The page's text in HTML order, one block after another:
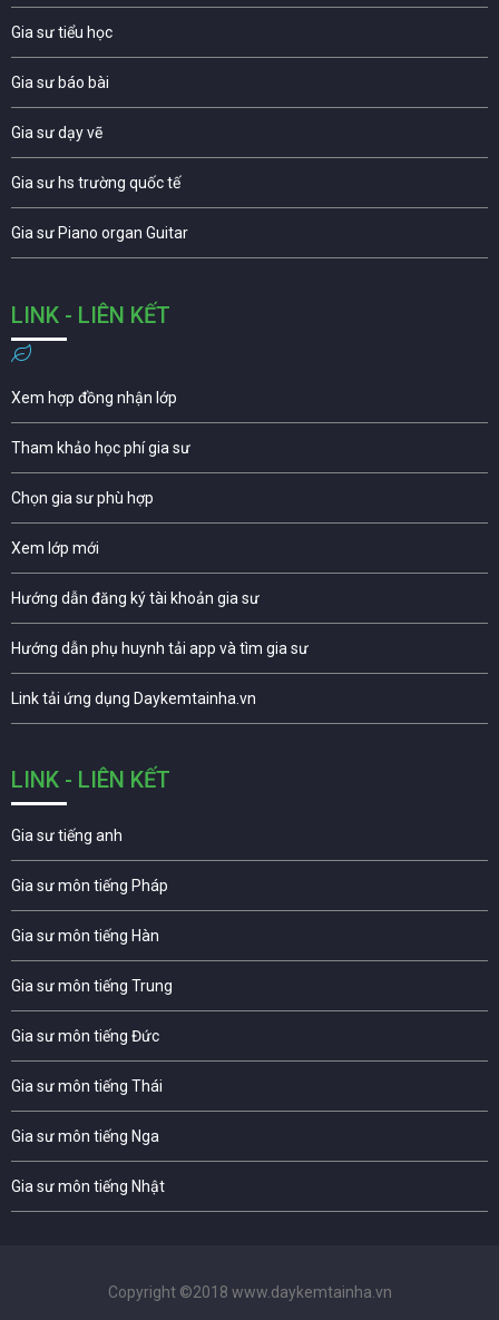
Gia sư tiểu học
Gia sư báo bài
Gia sư dạy vẽ
Gia sư hs trường quốc tế
Gia sư Piano organ Guitar
LINK - LIÊN KẾT
Xem hợp đồng nhận lớp
Tham khảo học phí gia sư
Chọn gia sư phù hợp
Xem lớp mới
Hướng dẫn đăng ký tài khoản gia sư
Hướng dẫn phụ huynh tải app và tìm gia sư
Link tải ứng dụng Daykemtainha.vn
LINK - LIÊN KẾT
Gia sư tiếng anh
Gia sư môn tiếng Pháp
Gia sư môn tiếng Hàn
Gia sư môn tiếng Trung
Gia sư môn tiếng Đức
Gia sư môn tiếng Thái
Gia sư môn tiếng Nga
Gia sư môn tiếng Nhật
Copyright ©2018 www.daykemtainha.vn